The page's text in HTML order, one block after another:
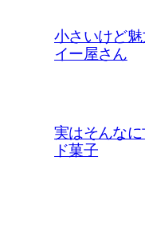
小さいけど
イー屋さん
実はそんな
ド菓子